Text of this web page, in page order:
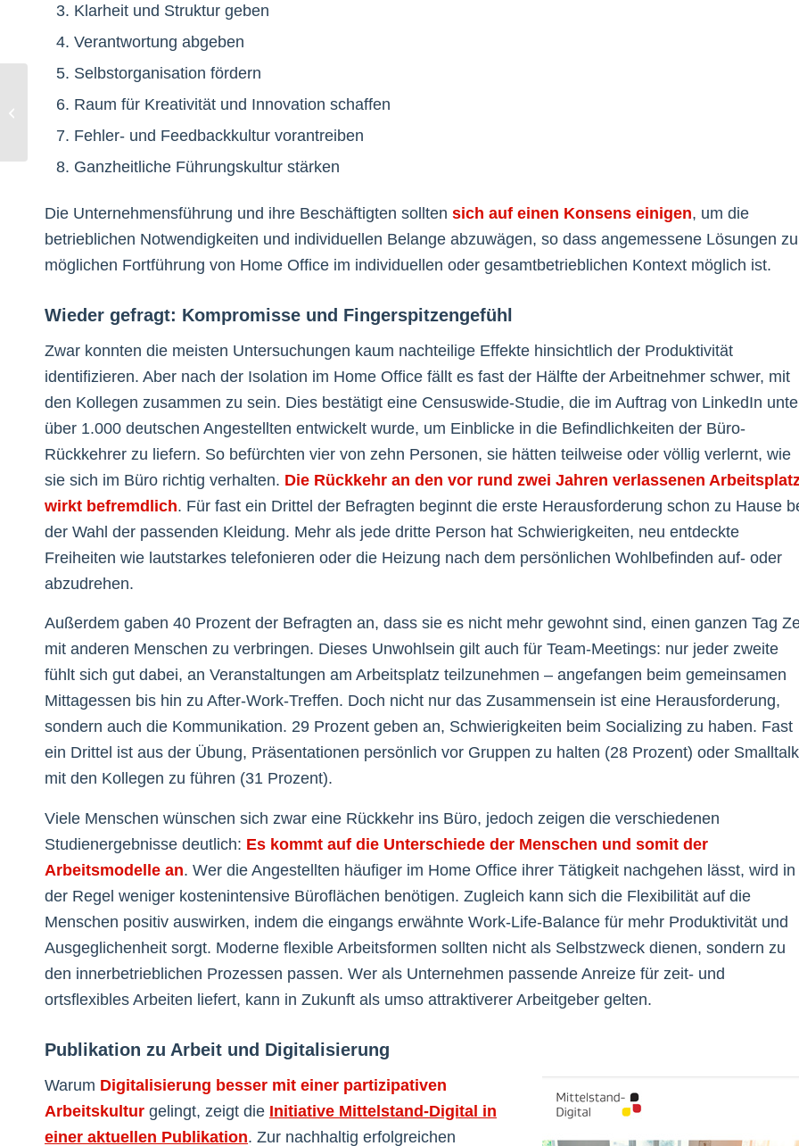
Klarheit und Struktur geben
Verantwortung abgeben
Selbstorganisation fördern
Raum für Kreativität und Innovation schaffen
Fehler- und Feedbackkultur vorantreiben
Ganzheitliche Führungskultur stärken
Die Unternehmensführung und ihre Beschäftigten sollten sich auf einen Konsens einigen, um die
betrieblichen Notwendigkeiten und individuellen Belange abzuwägen, so dass angemessene Lösungen
möglichen Fortführung von Home Office im individuellen oder gesamtbetrieblichen Kontext möglich ist.
Wieder gefragt: Kompromisse und Fingerspitzengefühl
Zwar konnten die meisten Untersuchungen kaum nachteilige Effekte hinsichtlich der Produktivität
identifizieren. Aber nach der Isolation im Home Office fällt es fast der Hälfte der Arbeitnehmer schwer, mit
den Kollegen zusammen zu sein. Dies bestätigt eine Censuswide-Studie, die im Auftrag von LinkedIn
über 1.000 deutschen Angestellten entwickelt wurde, um Einblicke in die Befindlichkeiten der Büro-
Rückkehrer zu liefern. So befürchten vier von zehn Personen, sie hätten teilweise oder völlig verlernt, wie
sie sich im Büro richtig verhalten. Die Rückkehr an den vor rund zwei Jahren verlassenen
wirkt befremdlich. Für fast ein Drittel der Befragten beginnt die erste Herausforderung schon zu Hause
der Wahl der passenden Kleidung. Mehr als jede dritte Person hat Schwierigkeiten, neu entdeckte
Freiheiten wie lautstarkes telefonieren oder die Heizung nach dem persönlichen Wohlbefinden auf- oder
abzudrehen.
Außerdem gaben 40 Prozent der Befragten an, dass sie es nicht mehr gewohnt sind, einen ganzen Tag
mit anderen Menschen zu verbringen. Dieses Unwohlsein gilt auch für Team-Meetings: nur jeder zweite
fühlt sich gut dabei, an Veranstaltungen am Arbeitsplatz teilzunehmen – angefangen beim gemeinsamen
Mittagessen bis hin zu After-Work-Treffen. Doch nicht nur das Zusammensein ist eine Herausforderung,
sondern auch die Kommunikation. 29 Prozent geben an, Schwierigkeiten beim Socializing zu haben. Fast
ein Drittel ist aus der Übung, Präsentationen persönlich vor Gruppen zu halten (28 Prozent) oder Smalltalk
mit den Kollegen zu führen (31 Prozent).
Viele Menschen wünschen sich zwar eine Rückkehr ins Büro, jedoch zeigen die verschiedenen
Studienergebnisse deutlich: Es kommt auf die Unterschiede der Menschen und somit der
Arbeitsmodelle an. Wer die Angestellten häufiger im Home Office ihrer Tätigkeit nachgehen lässt, wird in
der Regel weniger kostenintensive Büroflächen benötigen. Zugleich kann sich die Flexibilität auf die
Menschen positiv auswirken, indem die eingangs erwähnte Work-Life-Balance für mehr Produktivität und
Ausgeglichenheit sorgt. Moderne flexible Arbeitsformen sollten nicht als Selbstzweck dienen, sondern zu
den innerbetrieblichen Prozessen passen. Wer als Unternehmen passende Anreize für zeit- und
ortsflexibles Arbeiten liefert, kann in Zukunft als umso attraktiverer Arbeitgeber gelten.
Publikation zu Arbeit und Digitalisierung
Warum Digitalisierung besser mit einer partizipativen
Arbeitskultur gelingt, zeigt die Initiative Mittelstand-Digital in
einer aktuellen Publikation. Zur nachhaltig erfolgreichen
benötigt
für die Gesellschaft